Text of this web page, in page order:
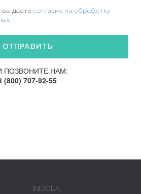
вы даете согласие на обработку
ПОЗВОНИТЕ НАМ:
(800) 707-92-55
INDOLA